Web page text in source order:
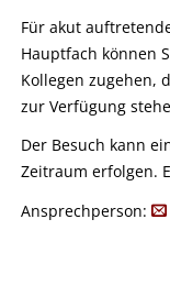
Für akut
Hauptfach können
Kollegen zugehen,
zur Verfügung
Der Besuch kann
Zeitraum erfolgen.
Ansprechperson: